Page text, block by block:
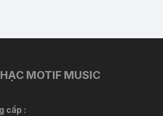
MOTIF MUSIC
cấp :